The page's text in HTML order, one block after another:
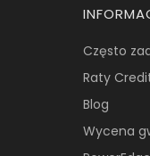
Linki w
Często
Raty
Blog
Wycena